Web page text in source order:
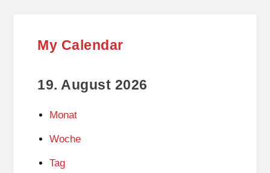
My Calendar
19. August 2026
Monat
Woche
Tag